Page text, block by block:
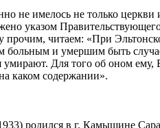
не имелось не только
указом
читаем: «При
больным и умершим быть
Для того об оном
каком содержании».
родился в г. Камышине